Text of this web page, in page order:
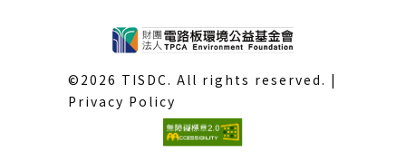
©2026 TISDC. All rights reserved. |
Privacy Policy
(外
部